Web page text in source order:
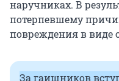
наручниках. В
потерпевшему
повреждения в виде
За гаишников